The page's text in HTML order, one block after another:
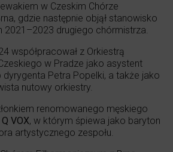
w Czeskim Chórze
gdzie następnie objął stanowisko
2021–2023 drugiego chórmistrza.
współpracował z Orkiestrą
w Pradze jako asystent
dyrygenta Petra Popelki, a także jako
nutowy orkiestry.
renomowanego męskiego
Q VOX, w którym śpiewa jako baryton
artystycznego zespołu.